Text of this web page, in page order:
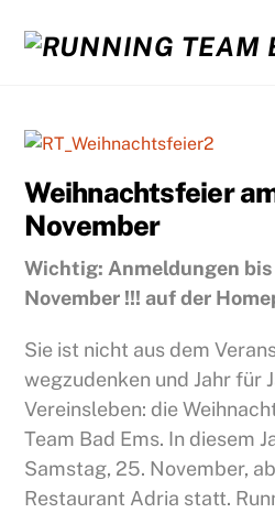
Weihnachtsfeier
November
Wichtig: Anmeldungen
November !!! auf der
Sie ist nicht aus dem
wegzudenken und Jahr für
Vereinsleben: die
Team Bad Ems. In diesem
Samstag, 25. November,
Restaurant Adria statt.
To